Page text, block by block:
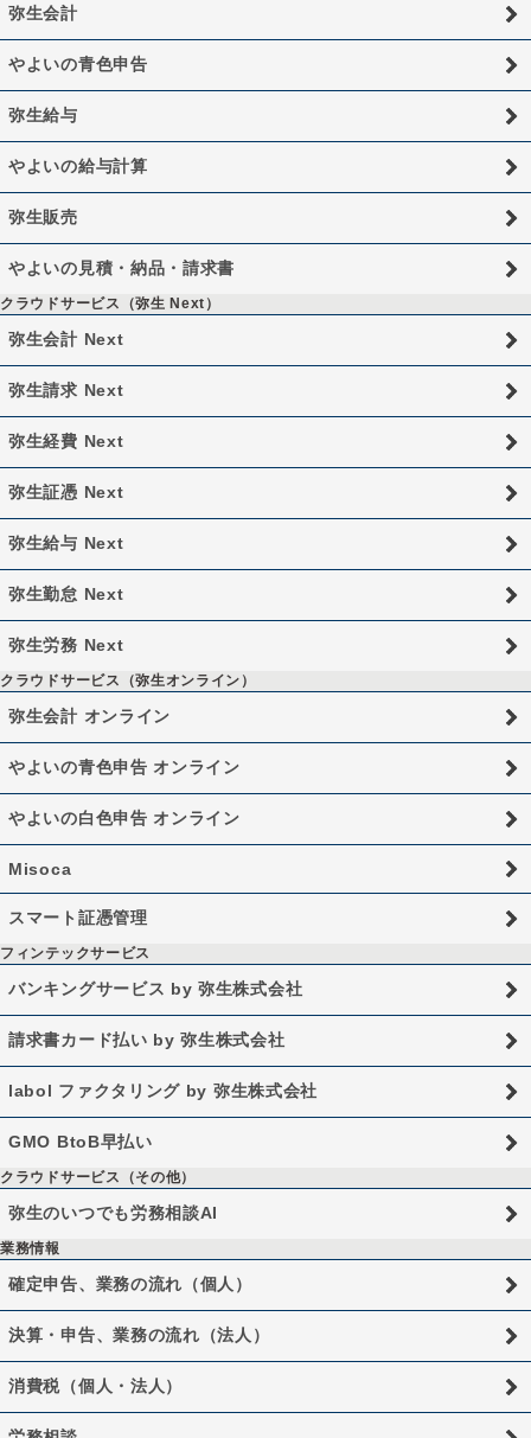
弥生会計
やよいの青色申告
弥生給与
やよいの給与計算
弥生販売
やよいの見積・納品・請求書
クラウドサービス（弥生 Next）
弥生会計 Next
弥生請求 Next
弥生経費 Next
弥生証憑 Next
弥生給与 Next
弥生勤怠 Next
弥生労務 Next
クラウドサービス（弥生オンライン）
弥生会計 オンライン
やよいの青色申告 オンライン
やよいの白色申告 オンライン
Misoca
スマート証憑管理
フィンテックサービス
バンキングサービス by 弥生株式会社
請求書カード払い by 弥生株式会社
labol ファクタリング by 弥生株式会社
GMO BtoB早払い
クラウドサービス（その他）
弥生のいつでも労務相談AI
業務情報
確定申告、業務の流れ（個人）
決算・申告、業務の流れ（法人）
消費税（個人・法人）